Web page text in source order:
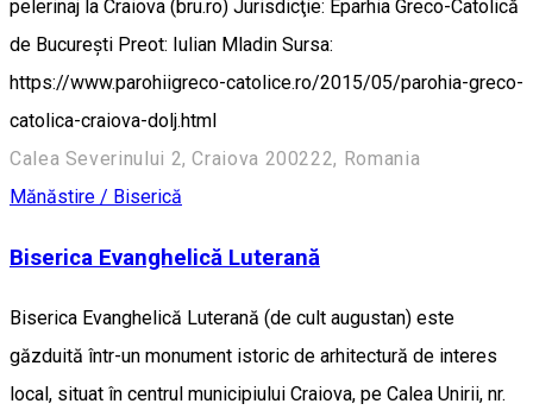
pelerinaj la Craiova (bru.ro) Jurisdicţie: Eparhia Greco-Catolică
de Bucureşti Preot: Iulian Mladin Sursa:
https://www.parohiigreco-catolice.ro/2015/05/parohia-greco-
catolica-craiova-dolj.html
Calea Severinului 2, Craiova 200222, Romania
Mănăstire / Biserică
Biserica Evanghelică Luterană
Biserica Evanghelică Luterană (de cult augustan) este
găzduită într-un monument istoric de arhitectură de interes
local, situat în centrul municipiului Craiova, pe Calea Unirii, nr.